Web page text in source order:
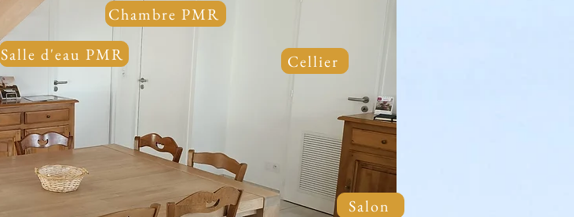
Chambre PMR
Salle d'eau PMR
Cellier
Salon